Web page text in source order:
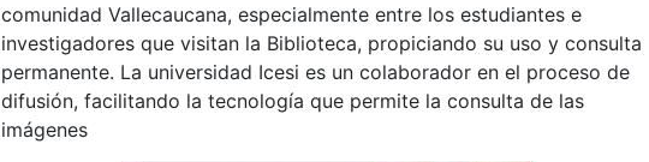
comunidad Vallecaucana, especialmente entre los estudiantes e
investigadores que visitan la Biblioteca, propiciando su uso y consulta
permanente. La universidad Icesi es un colaborador en el proceso de
difusión, facilitando la tecnología que permite la consulta de las
imágenes